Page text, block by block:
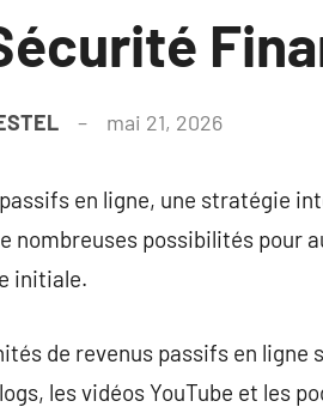
mai 21, 2026
en ligne, une stratégie
nombreuses possibilités pour
initiale.
de revenus passifs en
les vidéos YouTube et les